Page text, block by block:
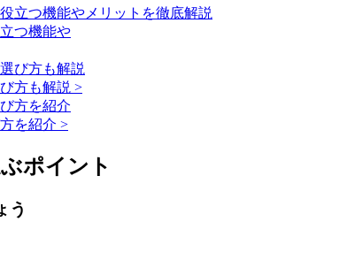
つ機能や
方も解説 >
を紹介 >
ポイント
う